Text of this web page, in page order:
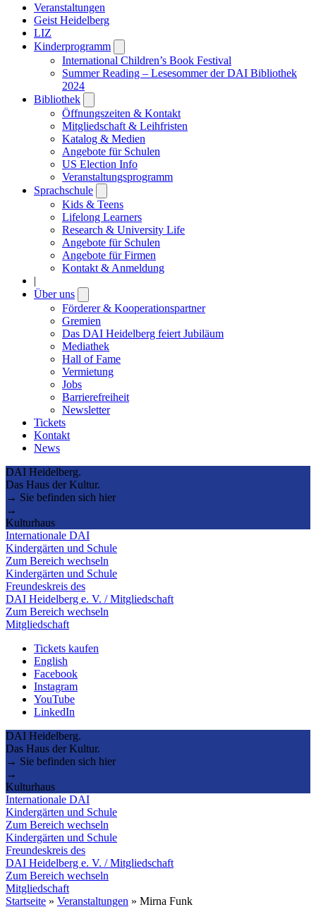
Veranstaltungen
Geist Heidelberg
LIZ
Kinderprogramm
submenu
International Children’s Book Festival
Summer Reading – Lesesommer der DAI Bibliothek
2024
Bibliothek
submenu
Öffnungszeiten & Kontakt
Mitgliedschaft & Leihfristen
Katalog & Medien
Angebote für Schulen
US Election Info
Veranstaltungsprogramm
Sprachschule
submenu
Kids & Teens
Lifelong Learners
Research & University Life
Angebote für Schulen
Angebote für Firmen
Kontakt & Anmeldung
|
Über uns
submenu
Förderer & Kooperationspartner
Gremien
Das DAI Heidelberg feiert Jubiläum
Mediathek
Hall of Fame
Vermietung
Jobs
Barrierefreiheit
Newsletter
Tickets
Kontakt
News
DAI Heidelberg.
Das Haus der Kultur.
→ Sie befinden sich hier
→
Kulturhaus
Internationale DAI
Kindergärten und Schule
Zum Bereich wechseln
Kindergärten und Schule
Freundeskreis des
DAI Heidelberg e. V. / Mitgliedschaft
Zum Bereich wechseln
Mitgliedschaft
Tickets kaufen
English
Facebook
Instagram
YouTube
LinkedIn
DAI Heidelberg.
Das Haus der Kultur.
→ Sie befinden sich hier
→
Kulturhaus
Internationale DAI
Kindergärten und Schule
Zum Bereich wechseln
Kindergärten und Schule
Freundeskreis des
DAI Heidelberg e. V. / Mitgliedschaft
Zum Bereich wechseln
Mitgliedschaft
Startseite » Veranstaltungen » Mirna Funk